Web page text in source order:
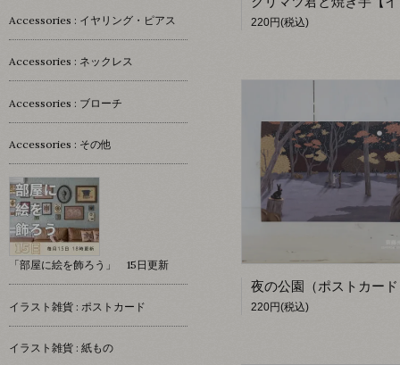
220円(税込)
220円(税込)
Accessories : イヤリング・ピアス
Accessories : ネックレス
Accessories : ブローチ
Accessories : その他
「部屋に絵を飾ろう」 15日更新
イラスト雑貨 : ポストカード
イラスト雑貨 : 紙もの